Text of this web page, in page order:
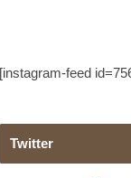
[instagram-feed
Twitter